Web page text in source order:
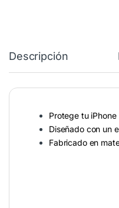
Descripción
Protege tu iPhone
Diseñado con un
Fabricado en